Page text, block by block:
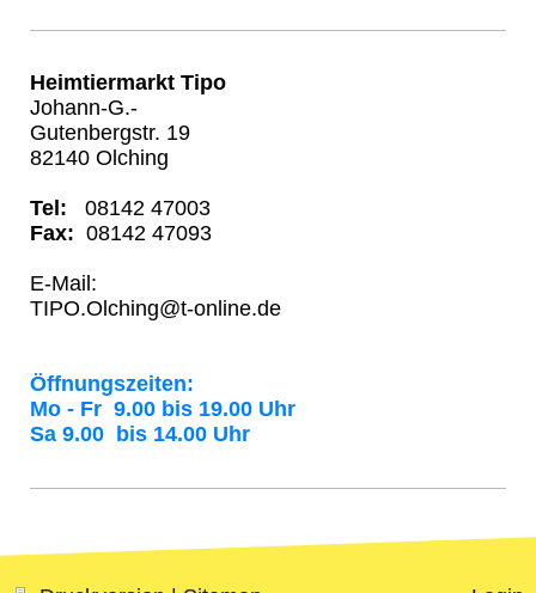
Heimtiermarkt Tipo
Johann-G.-
Gutenbergstr. 19
82140 Olching
Tel: 08142 47003
Fax: 08142 47093
E-Mail:
TIPO.Olching@t-online.de
Öffnungszeiten:
Mo - Fr 9.00 bis 19.00 Uhr
Sa 9.00 bis 14.00 Uhr